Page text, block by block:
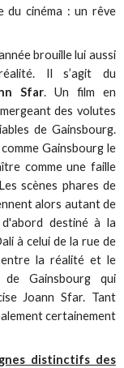
du cinéma : un rêve
brouille lui aussi
Il s’agit du
Sfar. Un film en
des volutes
de Gainsbourg.
Gainsbourg le
comme une faille
scènes phares de
alors autant de
destiné à la
à celui de la rue de
entre la réalité et le
Gainsbourg qui
Joann Sfar. Tant
certainement
distinctifs des